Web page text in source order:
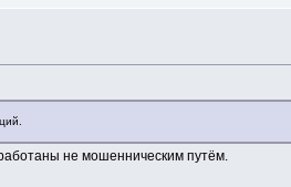
не мошенническим путём.